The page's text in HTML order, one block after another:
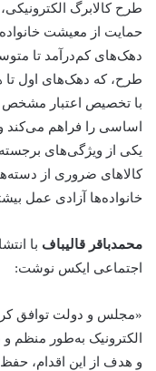
طرح کالابرگ
حمایت از معیشت
دهک‌های کم‌درآمد تا
طرح، که دهک‌های اول
با تخصیص اعتبار مشخص
اساسی را فراهم می‌کند
یکی از ویژگی‌های برجسته
کالاهای ضروری از
خانواده‌ها آزادی عمل
محمدباقر قالیباف با
اجتماعی ایکس نوشت:
و هدف از این اقدام،